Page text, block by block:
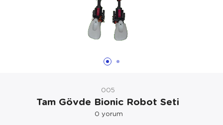
005
Tam Gövde Bionic Robot Seti
0 yorum